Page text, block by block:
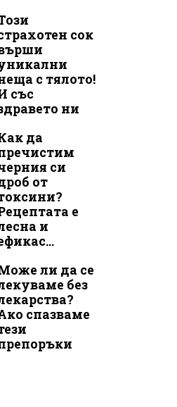
сок
с тялото!
със
ни
да
си
от
е
и
ли да се
без
спазваме